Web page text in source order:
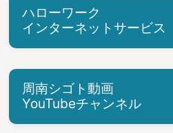
ハローワーク
インターネットサービス
周南シゴト動画
YouTubeチャンネル